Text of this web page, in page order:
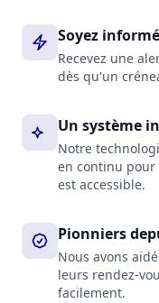
Soyez
Recevez une
dès qu'un
Un système
Notre
en continu pour
est accessible.
Pionniers
Nous avons
leurs rendez-
facilement.